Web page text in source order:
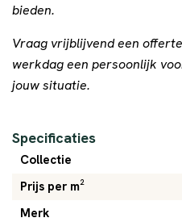
bieden.
Vraag vrijblijvend een
werkdag een persoonlijk
jouw situatie.
Specificaties
Collectie
Prijs per m²
Merk